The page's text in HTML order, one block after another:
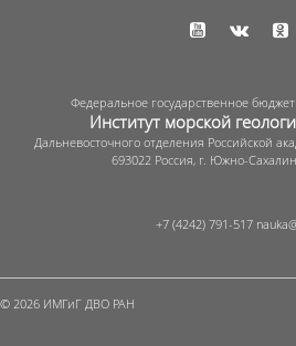
Федеральное государственное
Институт морской
Дальневосточного отделения Российской
693022 Россия, г. Южно-
+7 (4242) 791-517
© 2026 ИМГиГ ДВО РАН